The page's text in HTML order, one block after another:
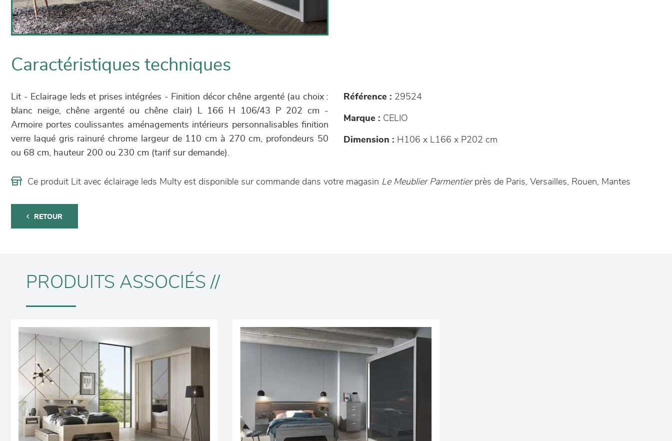
Caractéristiques techniques
Lit - Eclairage leds et prises intégrées - Finition décor chêne argenté (au choix :
blanc neige, chêne argenté ou chêne clair) L 166 H 106/43 P 202 cm -
Armoire portes coulissantes aménagements intérieurs personnalisables finition
verre laqué gris rainuré chrome largeur de 110 cm à 270 cm, profondeurs 50
ou 68 cm, hauteur 200 ou 230 cm (tarif sur demande).
Référence : 29524
Marque : CELIO
Dimension : H106 x L166 x P202 cm
Ce produit Lit avec éclairage leds Multy est disponible sur commande dans votre magasin Le Meublier Parmentierprès de Paris, Versailles, Rouen, Mantes
RETOUR
PRODUITS ASSOCIÉS //